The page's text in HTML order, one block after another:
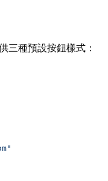
三種預設按鈕樣式：